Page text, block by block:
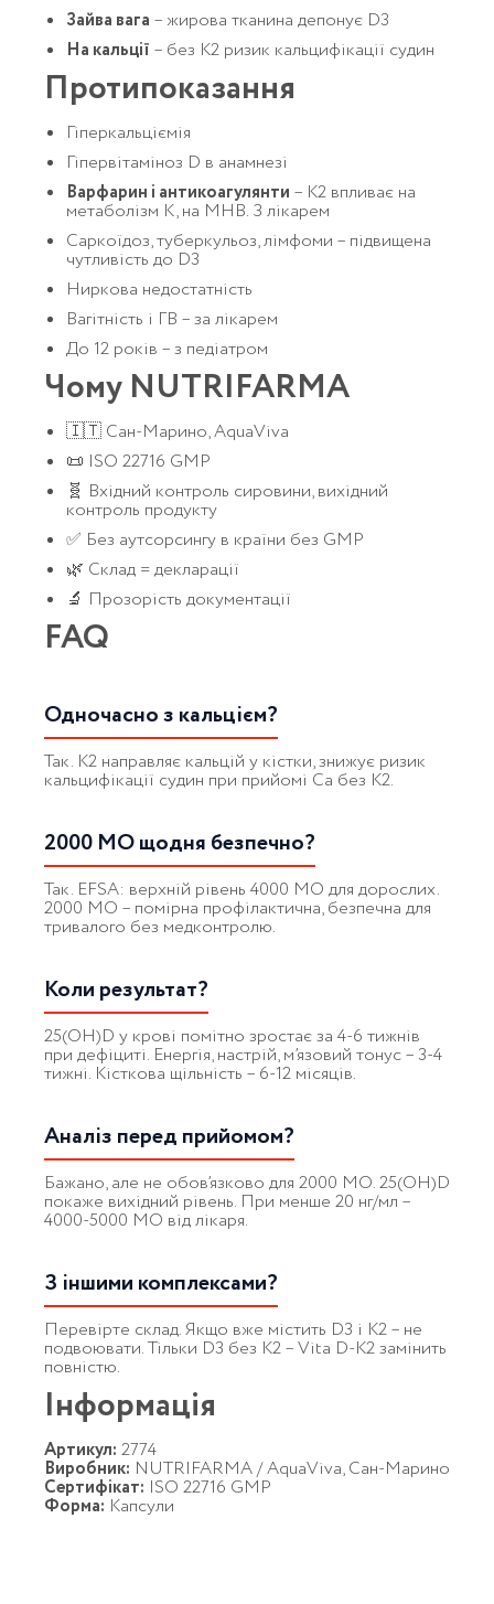
Зайва вага – жирова тканина депонує D3
На кальції – без K2 ризик кальцифікації судин
Протипоказання
Гіперкальціємія
Гіпервітаміноз D в анамнезі
Варфарин і антикоагулянти – K2 впливає на
метаболізм K, на МНВ. З лікарем
Саркоїдоз, туберкульоз, лімфоми – підвищена
чутливість до D3
Ниркова недостатність
Вагітність і ГВ – за лікарем
До 12 років – з педіатром
Чому NUTRIFARMA
🇮🇹 Сан-Марино, AquaViva
📜 ISO 22716 GMP
🧬 Вхідний контроль сировини, вихідний
контроль продукту
✅ Без аутсорсингу в країни без GMP
🌿 Склад = декларації
🔬 Прозорість документації
FAQ
Одночасно з кальцієм?
Так. K2 направляє кальцій у кістки, знижує ризик
кальцифікації судин при прийомі Ca без K2.
2000 МО щодня безпечно?
Так. EFSA: верхній рівень 4000 МО для дорослих.
2000 МО – помірна профілактична, безпечна для
тривалого без медконтролю.
Коли результат?
25(OH)D у крові помітно зростає за 4-6 тижнів
при дефіциті. Енергія, настрій, м’язовий тонус – 3-4
тижні. Кісткова щільність – 6-12 місяців.
Аналіз перед прийомом?
Бажано, але не обов’язково для 2000 МО. 25(OH)D
покаже вихідний рівень. При менше 20 нг/мл –
4000-5000 МО від лікаря.
З іншими комплексами?
Перевірте склад. Якщо вже містить D3 і K2 – не
подвоювати. Тільки D3 без K2 – Vita D-K2 замінить
повністю.
Інформація
Артикул: 2774
Виробник: NUTRIFARMA / AquaViva, Сан-Марино
Сертифікат: ISO 22716 GMP
Форма: Капсули